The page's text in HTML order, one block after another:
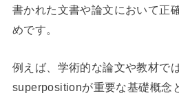
書かれた文書や論文において正
めです。
例えば、学術的な論文や教材で
superpositionが重要な基礎概念